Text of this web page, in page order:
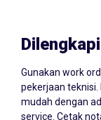
Gunakan work
pekerjaan teknisi.
mudah dengan